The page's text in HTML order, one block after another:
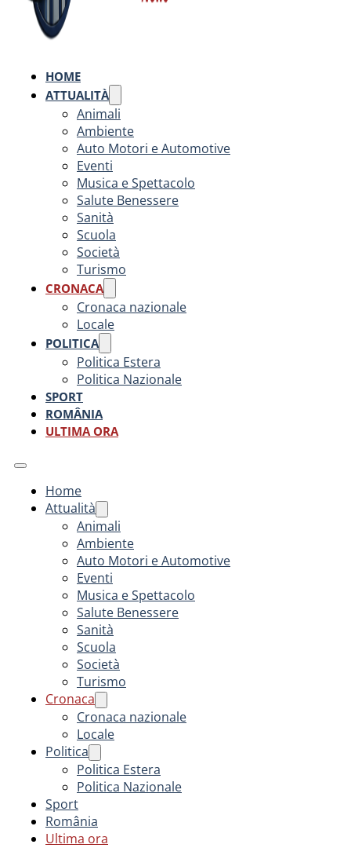
HOME
ATTUALITÀ
Animali
Ambiente
Auto Motori e Automotive
Eventi
Musica e Spettacolo
Salute Benessere
Sanità
Scuola
Società
Turismo
CRONACA
Cronaca nazionale
Locale
POLITICA
Politica Estera
Politica Nazionale
SPORT
ROMÂNIA
ULTIMA ORA
Home
Attualità
Animali
Ambiente
Auto Motori e Automotive
Eventi
Musica e Spettacolo
Salute Benessere
Sanità
Scuola
Società
Turismo
Cronaca
Cronaca nazionale
Locale
Politica
Politica Estera
Politica Nazionale
Sport
România
Ultima ora